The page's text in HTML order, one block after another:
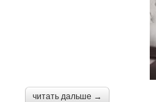
читать дальше →